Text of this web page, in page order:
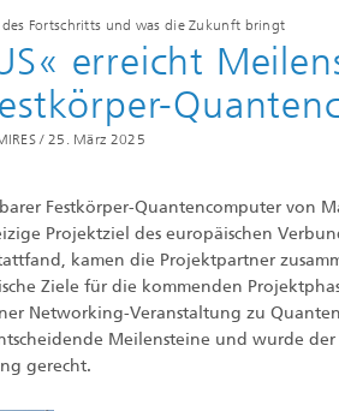
Fortschritts und was die Zukunft bringt
erreicht
/ 25. März 2025
Festkörper-Quantencomputer von
Projektziel des europäischen
kamen die Projektpartner
Ziele für die kommenden
Networking-Veranstaltung zu
Meilensteine und wurde
gerecht.